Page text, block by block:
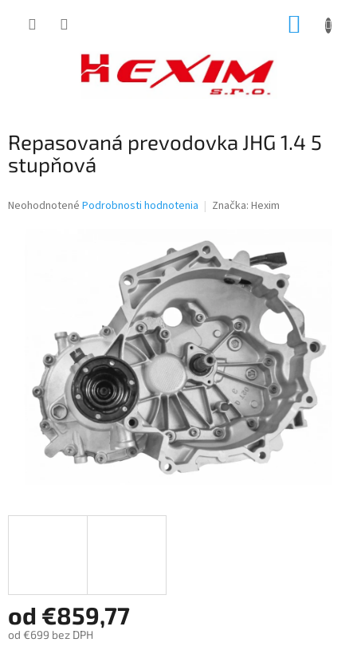
Repasovaná prevodovka JHG 1.4 5
stupňová
Priemerné
Neohodnotené Podrobnosti hodnotenia Značka: Hexim
od €859,77
od €699 bez DPH